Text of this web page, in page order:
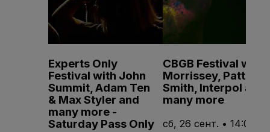
Experts Only
Festival with John
Summit, Adam Ten
& Max Styler and
many more -
Saturday Pass Only
CBGB Festival with
Morrissey, Patti
Smith, Interpol and
many more
сб, 26 сент. • 14:00